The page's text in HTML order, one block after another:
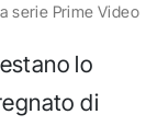
serie Prime Video
lo
di